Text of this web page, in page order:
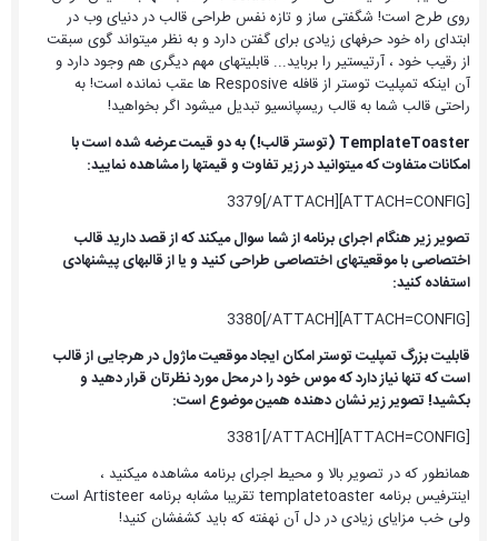
روی طرح است! شگفتی ساز و تازه نفس طراحی قالب در دنیای وب در
ابتدای راه خود حرفهای زیادی برای گفتن دارد و به نظر میتواند گوی سبقت
از رقیب خود ، آرتیستیر را برباید... قابلیتهای مهم دیگری هم وجود دارد و
آن اینکه تمپلیت توستر از قافله Resposive ها عقب نمانده است! به
راحتی قالب شما به قالب ریسپانسیو تبدیل میشود اگر بخواهید!
TemplateToaster (توستر قالب!) به دو قیمت عرضه شده است با
امکانات متفاوت که میتوانید در زیر تفاوت و قیمتها را مشاهده نمایید:
[ATTACH=CONFIG]3379[/ATTACH]
تصویر زیر هنگام اجرای برنامه از شما سوال میکند که از قصد دارید قالب
اختصاصی با موقعیتهای اختصاصی طراحی کنید و یا از قالبهای پیشنهادی
استفاده کنید:
[ATTACH=CONFIG]3380[/ATTACH]
قابلیت بزرگ تمپلیت توستر امکان ایجاد موقعیت ماژول در هرجایی از قالب
است که تنها نیاز دارد که موس خود را در محل مورد نظرتان قرار دهید و
بکشید! تصویر زیر نشان دهنده همین موضوع است:
[ATTACH=CONFIG]3381[/ATTACH]
همانطور که در تصویر بالا و محیط اجرای برنامه مشاهده میکنید ،
اینترفیس برنامه templatetoaster تقریبا مشابه برنامه Artisteer است
ولی خب مزایای زیادی در دل آن نهفته که باید کشفشان کنید!